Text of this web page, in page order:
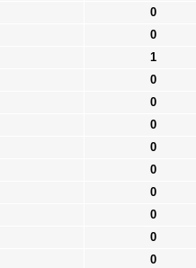
0
0
1
0
0
0
0
0
0
0
0
0